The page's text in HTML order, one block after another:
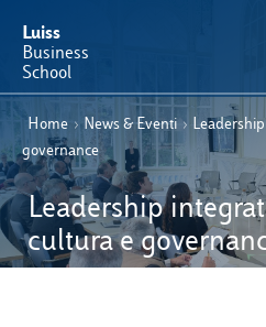
Luiss
Business
School
Offerta Formativa
Perché Luiss Business
Faculty & Ricerca
Home › News & Eventi ›
governance
Leadership
cultura e